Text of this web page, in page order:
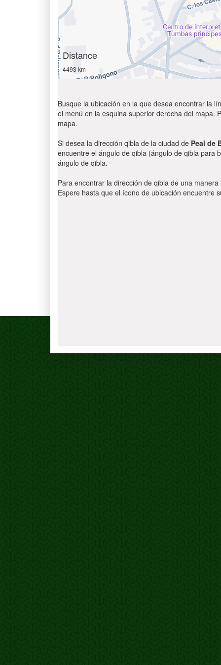
Distance
4493 km
Busque la ubicación en la que desea encontrar la
el menú en la esquina superior derecha del mapa.
mapa.
Si desea la dirección qibla de la ciudad de Peal de
encuentre el ángulo de qibla (ángulo de qibla para
ángulo de qibla.
Para encontrar la dirección de qibla de una
Espere hasta que el ícono de ubicación encuentre